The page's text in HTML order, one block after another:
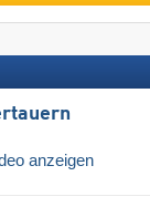
anzeigen